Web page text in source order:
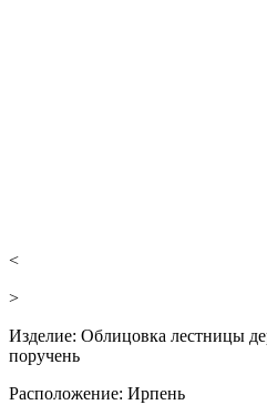
<
>
Изделие: Облицовка лестницы
поручень
Расположение: Ирпень